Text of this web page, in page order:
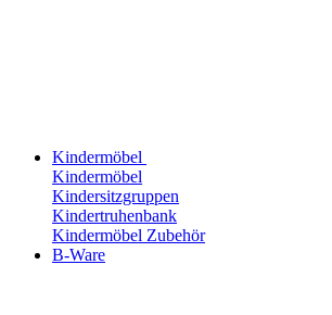
Kindermöbel
Kindermöbel
Kindersitzgruppen
Kindertruhenbank
Kindermöbel Zubehör
B-Ware